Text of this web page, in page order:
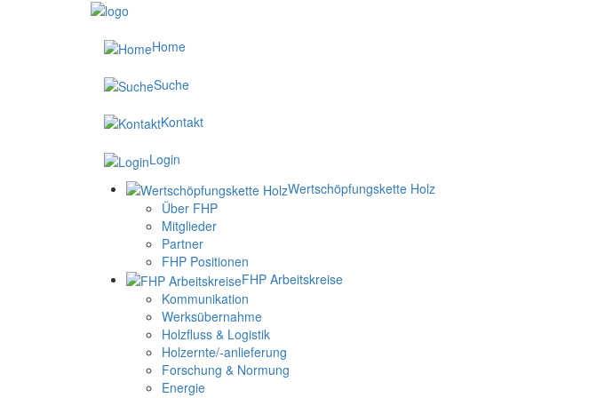
Home
Suche
Kontakt
Login
Wertschöpfungskette Holz
Über FHP
Mitglieder
Partner
FHP Positionen
FHP Arbeitskreise
Kommunikation
Werksübernahme
Holzfluss & Logistik
Holzernte/-anlieferung
Forschung & Normung
Energie